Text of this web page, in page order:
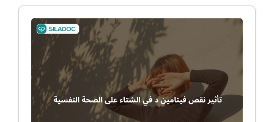
ألم وعائي وجهي
ضمور عصبي ألمي
حساسية